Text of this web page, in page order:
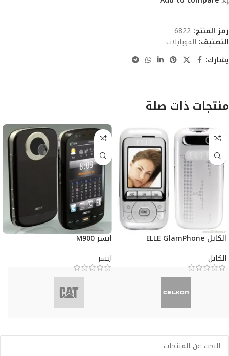
رمز المنتج: 6822
التصنيف: الموبايلات
يشارك:
منتجات ذات صلة
الكاتل ELLE GlamPhone
الكاتل
ايسر M900
ايسر